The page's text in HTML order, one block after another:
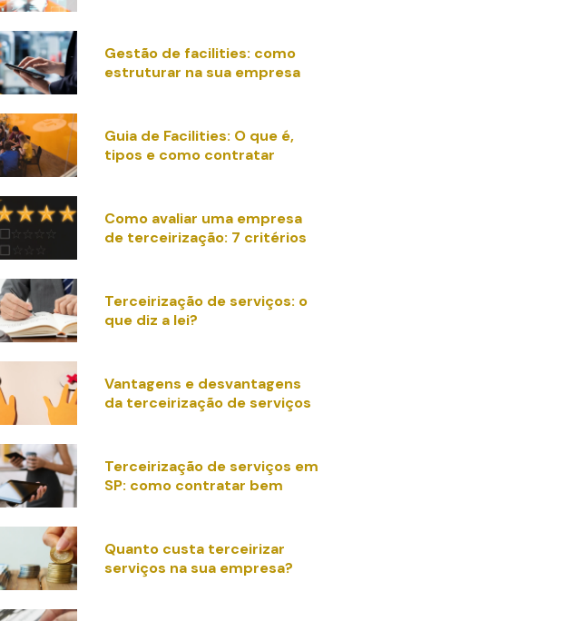
Gestão de facilities: como
estruturar na sua empresa
Guia de Facilities: O que é,
tipos e como contratar
Como avaliar uma empresa
de terceirização: 7 critérios
Terceirização de serviços: o
que diz a lei?
Vantagens e desvantagens
da terceirização de serviços
Terceirização de serviços em
SP: como contratar bem
Quanto custa terceirizar
serviços na sua empresa?